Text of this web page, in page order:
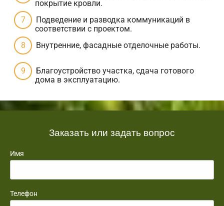
покрытие кровли.
Подведение и разводка коммуникаций в
соответствии с проектом.
Внутренние, фасадные отделочные работы.
Благоустройство участка, сдача готового
дома в эксплуатацию.
Заказать или задать вопрос
Имя
Телефон